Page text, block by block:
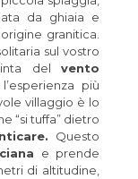
da ghiaia e
granitica.
sul vostro
del vento
più
villaggio è lo
“si tuffa” dietro
Questo
e prende
di altitudine,